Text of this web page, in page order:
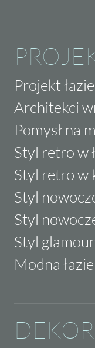
Projekt
Architekci
Pomysł na
Styl retro w
Styl retro w
Styl
Styl
Styl
Modna